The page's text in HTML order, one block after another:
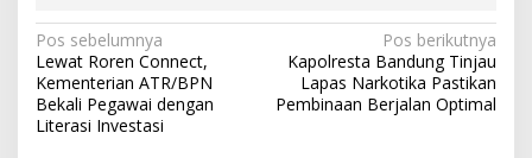
N
a
v
Pos sebelumnya
Lewat Roren Connect,
Kementerian ATR/BPN
Bekali Pegawai dengan
Literasi Investasi
Pos berikutnya
Kapolresta Bandung Tinjau
Lapas Narkotika Pastikan
Pembinaan Berjalan Optimal